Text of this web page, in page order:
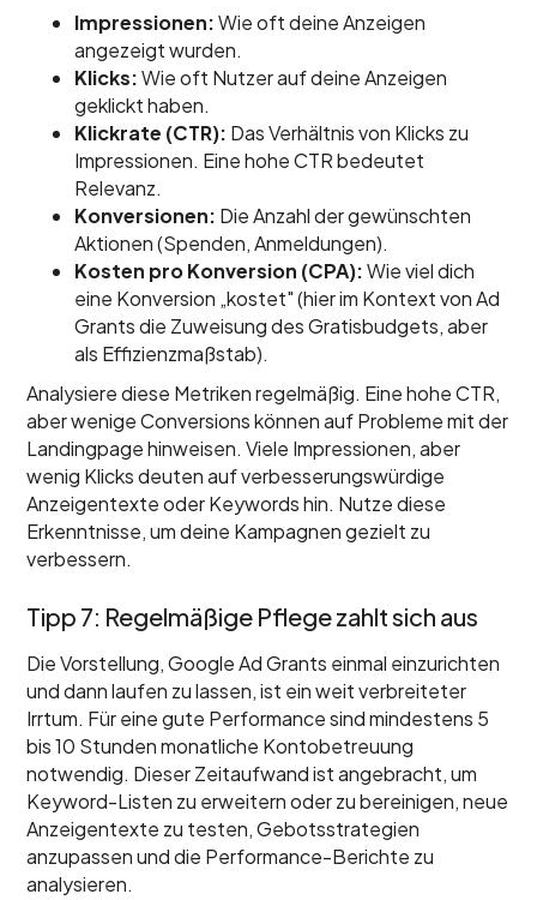
Impressionen:Wie oft deine Anzeigen
angezeigt wurden.
Klicks:Wie oft Nutzer auf deine Anzeigen
geklickt haben.
Klickrate (CTR): Das Verhältnis von Klicks zu
Impressionen. Eine hohe CTR bedeutet
Relevanz.
Konversionen: Die Anzahl der gewünschten
Aktionen (Spenden, Anmeldungen).
Kosten pro Konversion (CPA):Wie viel dich
eine Konversion „kostet" (hier im Kontext von Ad
Grants die Zuweisung des Gratisbudgets, aber
als Effizienzmaßstab).
Analysiere diese Metriken regelmäßig. Eine hohe CTR,
aber wenige Conversions können auf Probleme mit der
Landingpage hinweisen. Viele Impressionen, aber
wenig Klicks deuten auf verbesserungswürdige
Anzeigentexte oder Keywords hin. Nutze diese
Erkenntnisse, um deine Kampagnen gezielt zu
verbessern.
Tipp 7: Regelmäßige Pflege zahlt sich aus
Die Vorstellung, Google Ad Grants einmal einzurichten
und dann laufen zu lassen, ist ein weit verbreiteter
Irrtum. Für eine gute Performance sind mindestens 5
bis 10 Stunden monatliche Kontobetreuung
notwendig. Dieser Zeitaufwand ist angebracht, um
Keyword-Listen zu erweitern oder zu bereinigen, neue
Anzeigentexte zu testen, Gebotsstrategien
anzupassen und die Performance-Berichte zu
analysieren.